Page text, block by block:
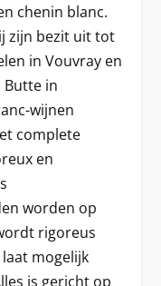
chenin blanc.
zijn bezit uit tot
in Vouvray en
Butte in
wijnen
complete
en
worden op
rigoreus
mogelijk
is gericht op